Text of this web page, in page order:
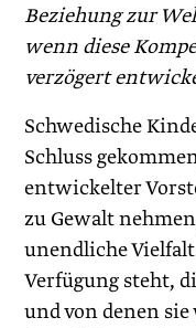
Beziehung zur
wenn diese
verzögert
Schwedische
Schluss
entwickelter
zu Gewalt
unendliche
Verfügung steht,
und von denen sie